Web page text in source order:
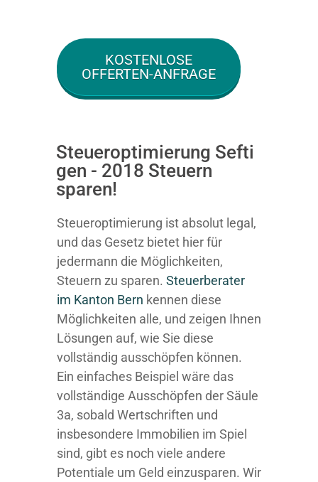
KOSTENLOSE
OFFERTEN-ANFRAGE
Steueroptimierung Sefti
gen - 2018 Steuern
sparen!
Steueroptimierung ist absolut legal,
und das Gesetz bietet hier für
jedermann die Möglichkeiten,
Steuern zu sparen. Steuerberater
im K anton Bern kennen diese
Möglichkeiten alle, und zeigen Ihnen
Lösungen auf, wie Sie diese
vollständig ausschöpfen können.
Ein einfaches Beispiel wäre das
vollständige Ausschöpfen der Säule
3a, sobald Wertschriften und
insbesondere Immobilien im Spiel
sind, gibt es noch viele andere
Potentiale um Geld einzusparen. Wir